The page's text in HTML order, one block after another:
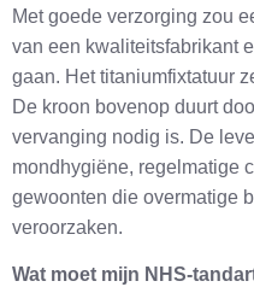
Met goede verzorging zou
van een kwaliteitsfabrikant
gaan. Het titaniumfixtatuur
De kroon bovenop duurt
vervanging nodig is. De
mondhygiëne, regelmatige
gewoonten die overmatige
veroorzaken.
Wat moet mijn NHS-